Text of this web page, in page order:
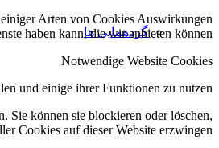
گردهمایی ها
Arten von Cookies Auswirkungen
haben kann, die wir anbieten können.
Notwendige Website Cookies
und einige ihrer Funktionen zu nutzen.
Sie können sie blockieren oder löschen,
Cookies auf dieser Website erzwingen.